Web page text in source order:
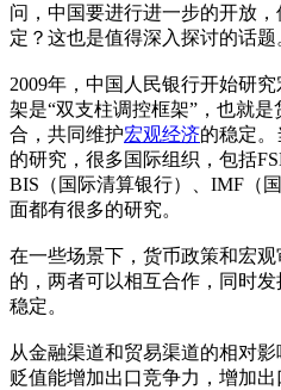
问，中国要进行进一步的开放
定？这也是值得深入探讨的话题
2009年，中国人民银行开始研
架是“双支柱调控框架”，也就
合，共同维护宏观经济的稳定
的研究，很多国际组织，包括
BIS（国际清算银行）、IMF（
面都有很多的研究。
在一些场景下，货币政策和宏
的，两者可以相互合作，同时
稳定。
从金融渠道和贸易渠道的相对
贬值能增加出口竞争力，增加